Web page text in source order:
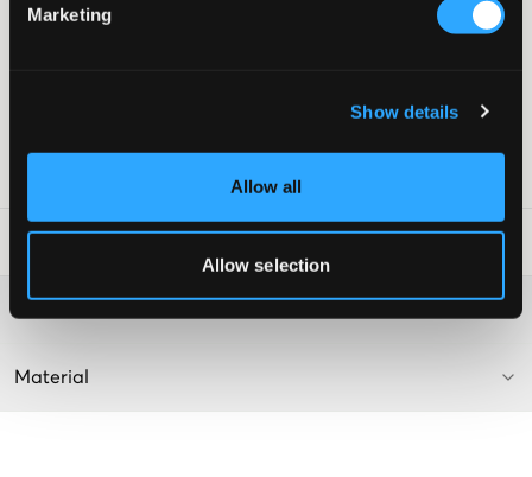
Marketing
Show details
Allow all
Allow selection
halslinningen
Den ikoniska gula örnlogotypen från Lyle & Scott är diskret
Material